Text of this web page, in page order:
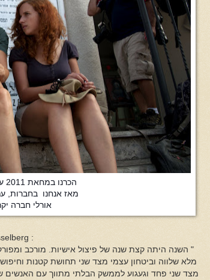
הכרנו במחאת 2011 על מדרגות בית סוקולב .
מאז אנחנו בחברות,
אורלי חברה
: Orly Weisselberg
" השנה היתה קצת שנה של פיצול אישיות. מורכב
מלא שלווה וביטחון עצמי מצד שני תחושת קטנות
מצד שני פחד וגעגוע לממשק הבלתי מתווך עם